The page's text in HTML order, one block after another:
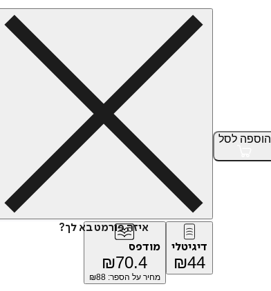
הוספה לסל
איזה פורמט בא לך?
דיגיטלי
₪44
מודפס
₪70.4
מחיר על הספר: ₪88